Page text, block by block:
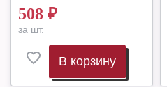
508 ₽
за шт.
В корзину